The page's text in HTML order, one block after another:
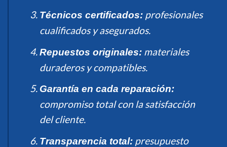
Técnicos certificados:profesionales
cualificados y asegurados.
Repuestos originales:materiales
duraderos y compatibles.
Garantía en cada reparación:
compromiso total con la satisfacción
del cliente.
Transparencia total:presupuesto